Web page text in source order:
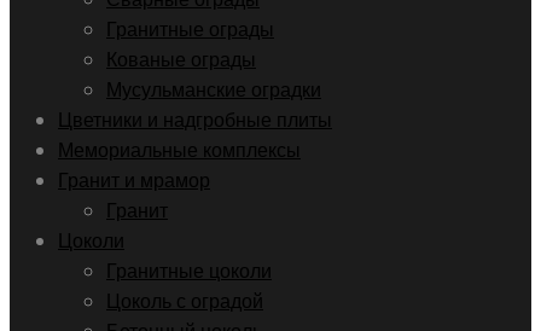
Гранитные ограды
Кованые ограды
Мусульманские оградки
Цветники и надгробные плиты
Мемориальные комплексы
Гранит и мрамор
Гранит
Цоколи
Гранитные цоколи
Цоколь с оградой